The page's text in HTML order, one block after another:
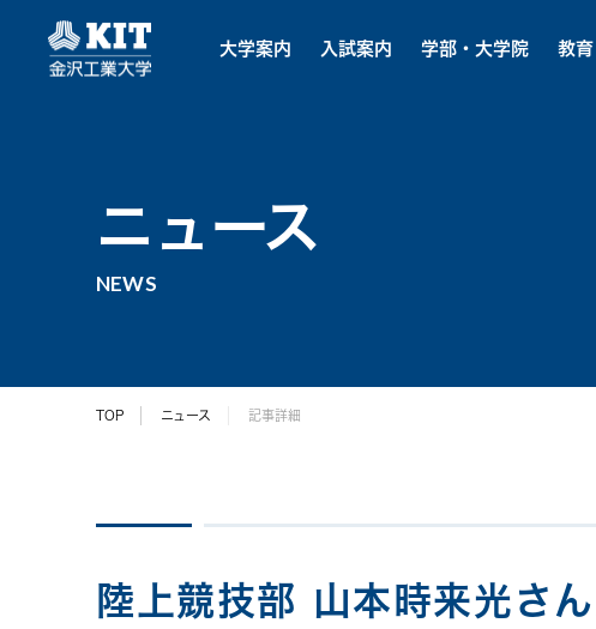
大学案内 入試案内 学部・大学院 教
ニュース
NEWS
TOP ニュース 記事詳細
陸上競技部 山本時来光さ